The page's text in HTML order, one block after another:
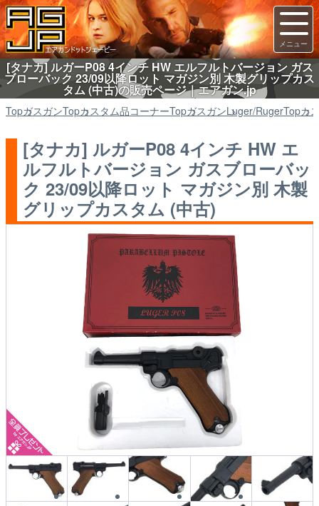
[タナカ] ルガーP08 4インチ HW エルフルトバージョン ガス
ブローバック 23/09以降ロット マガジン別 木製グリップカス
タム (中古)の販売ページ｜エアガン.jp
TopガスガンTopカスタム品コーナーTopガスガンLuger/RugerTopカ
[タナカ] ルガーP08 4インチ HW エ
ルフルトバージョン ガスブローバッ
ク 23/09以降ロット マガジン別 木製
グリップカスタム (中古)